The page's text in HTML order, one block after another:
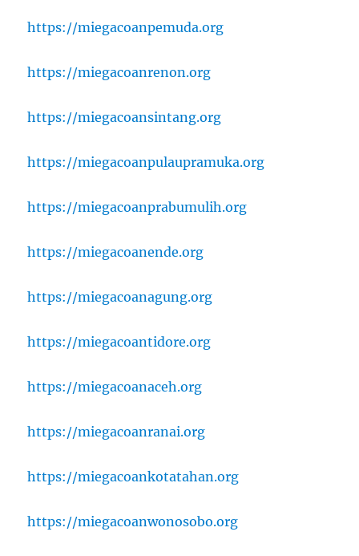
https://miegacoanpemuda.org
https://miegacoanrenon.org
https://miegacoansintang.org
https://miegacoanpulaupramuka.org
https://miegacoanprabumulih.org
https://miegacoanende.org
https://miegacoanagung.org
https://miegacoantidore.org
https://miegacoanaceh.org
https://miegacoanranai.org
https://miegacoankotatahan.org
https://miegacoanwonosobo.org